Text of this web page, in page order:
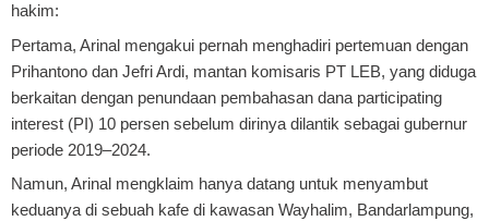
hakim:
Pertama, Arinal mengakui pernah menghadiri pertemuan dengan
Prihantono dan Jefri Ardi, mantan komisaris PT LEB, yang diduga
berkaitan dengan penundaan pembahasan dana participating
interest (PI) 10 persen sebelum dirinya dilantik sebagai gubernur
periode 2019–2024.
Namun, Arinal mengklaim hanya datang untuk menyambut
keduanya di sebuah kafe di kawasan Wayhalim, Bandarlampung,